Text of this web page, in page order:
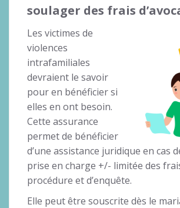
soulager des frais
Les victimes de
violences
intrafamiliales
devraient le savoir
pour en bénéficier si
elles en ont besoin.
Cette assurance
permet de bénéficier
d’une assistance juridique en cas
prise en charge +/- limitée des
procédure et d’enquête.
Elle peut être souscrite dès le